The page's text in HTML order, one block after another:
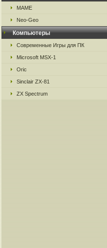
MAME
Neo-Geo
Компьютеры
Современные Игры для ПК
Microsoft MSX-1
Oric
Sinclair ZX-81
ZX Spectrum